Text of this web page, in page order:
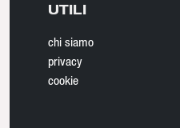
UTILI
chi siamo
privacy
cookie